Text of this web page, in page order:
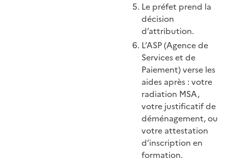
Le préfet prend la
décision
d’attribution.
L’ASP (Agence de
Services et de
Paiement) verse les
aides après : votre
radiation MSA,
votre justificatif de
déménagement, ou
votre attestation
d’inscription en
formation.